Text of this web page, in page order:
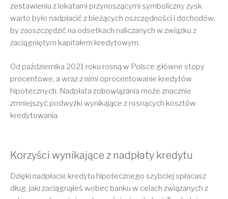
zestawieniu z lokatami przynoszącymi symboliczny zysk
warto było nadpłacić z bieżących oszczędności i dochodów,
by zaoszczędzić na odsetkach naliczanych w związku z
zaciągniętym kapitałem kredytowym.
Od października 2021 roku rosną w Polsce główne stopy
procentowe, a wraz z nimi oprocentowanie kredytów
hipotecznych. Nadpłata zobowiązania może znacznie
zmniejszyć podwyżki wynikające z rosnących kosztów
kredytowania.
Korzyści wynikające z nadpłaty kredytu
Dzięki nadpłacie kredytu hipotecznego szybciej spłacasz
dług, jaki zaciągnąłeś wobec banku w celach związanych z